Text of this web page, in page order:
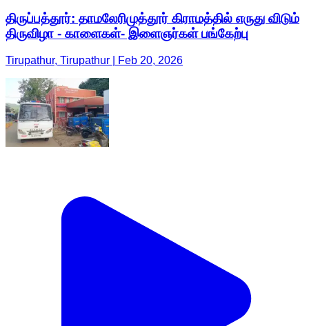
திருப்பத்தூர்: தாமலேரிமுத்தூர் கிராமத்தில் எருது விடும்
திருவிழா - காளைகள்- இளைஞர்கள் பங்கேற்பு
Tirupathur, Tirupathur | Feb 20, 2026